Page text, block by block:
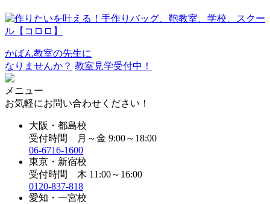
かばん教室の先生に
なりませんか？ 教室見学受付中！
メニュー
お気軽にお問い合わせください！
大阪・都島校
受付時間 月～金 9:00～18:00
06-6716-1600
東京・新宿校
受付時間 木 11:00～16:00
0120-837-818
愛知・一宮校